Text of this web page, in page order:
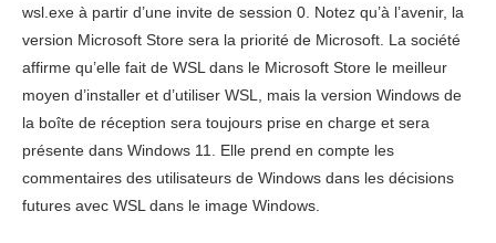
wsl.exe à partir d’une invite de session 0. Notez qu’à l’avenir, la
version Microsoft Store sera la priorité de Microsoft. La société
affirme qu’elle fait de WSL dans le Microsoft Store le meilleur
moyen d’installer et d’utiliser WSL, mais la version Windows de
la boîte de réception sera toujours prise en charge et sera
présente dans Windows 11. Elle prend en compte les
commentaires des utilisateurs de Windows dans les décisions
futures avec WSL dans le image Windows.